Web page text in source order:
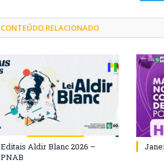
CONTEÚDO RELACIONADO
Editais Aldir Blanc 2026 –
PNAB